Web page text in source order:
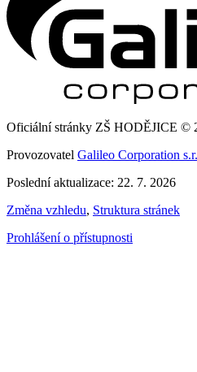
Oficiální stránky ZŠ HODĚJICE ©
Provozovatel Galileo Corporation
Poslední aktualizace: 22. 7. 2026
Změna vzhledu, Struktura stránek
Prohlášení o přístupnosti